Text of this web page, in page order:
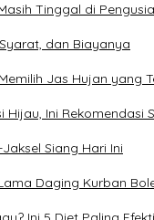
Tinggal di
dan Biayanya
Jas Hujan yang
Hijau, Ini Rekomendasi
Siang Hari Ini
Daging Kurban